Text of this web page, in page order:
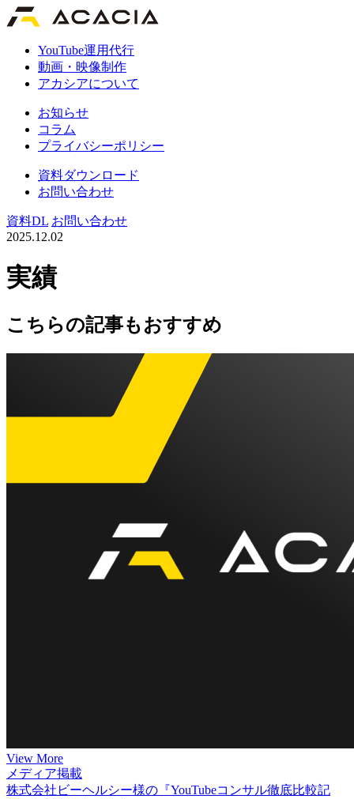
YouTube運用代行
動画・映像制作
アカシアについて
お知らせ
コラム
プライバシーポリシー
資料ダウンロード
お問い合わせ
資料DL お問い合わせ
2025.12.02
実績
こちらの記事もおすすめ
View More
メディア掲載
株式会社ビーヘルシー様の『YouTubeコンサル徹底比較記